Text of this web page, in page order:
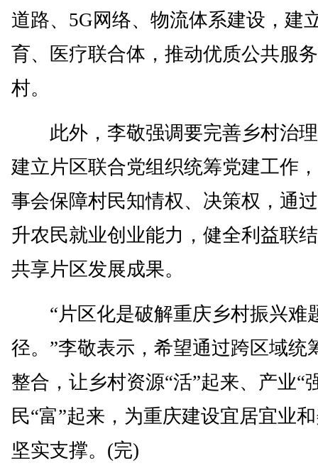
道路、5G网络、物流体系建设，建
育、医疗联合体，推动优质公共服
村。
此外，李敬强调要完善乡村治理
建立片区联合党组织统筹党建工作
事会保障村民知情权、决策权，通
升农民就业创业能力，健全利益联
共享片区发展成果。
“片区化是破解重庆乡村振兴难
径。”李敬表示，希望通过跨区域统
整合，让乡村资源“活”起来、产业“
民“富”起来，为重庆建设宜居宜业
坚实支撑。(完)